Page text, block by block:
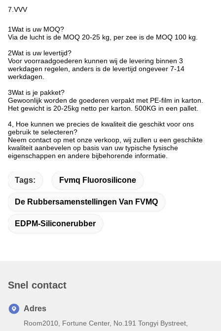
7.VVV
1Wat is uw MOQ?
Via de lucht is de MOQ 20-25 kg, per zee is de MOQ 100 kg.
2Wat is uw levertijd?
Voor voorraadgoederen kunnen wij de levering binnen 3
werkdagen regelen, anders is de levertijd ongeveer 7-14
werkdagen.
3Wat is je pakket?
Gewoonlijk worden de goederen verpakt met PE-film in karton.
Het gewicht is 20-25kg netto per karton. 500KG in een pallet.
4, Hoe kunnen we precies de kwaliteit die geschikt voor ons
gebruik te selecteren?
Neem contact op met onze verkoop, wij zullen u een geschikte
kwaliteit aanbevelen op basis van uw typische fysische
eigenschappen en andere bijbehorende informatie.
Tags: Fvmq Fluorosilicone
De Rubbersamenstellingen Van FVMQ
EDPM-Siliconerubber
Snel contact
Adres
Room2010, Fortune Center, No.191 Tongyi Bystreet,